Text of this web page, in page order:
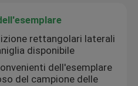
rettangolari laterali
disponibile
dell'esemplare
del campione delle